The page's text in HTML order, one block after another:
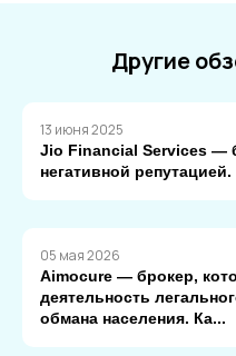
Другие
13 июня 2025
Jio Financial Services —
негативной
05 мая 2026
Aimocure — брокер,
деятельность
обмана населения. Ка...